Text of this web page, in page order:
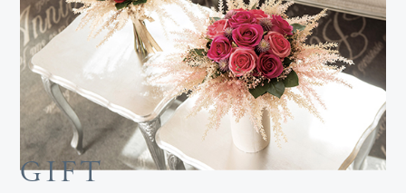
GIFT